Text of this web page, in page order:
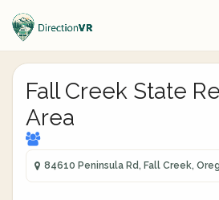
Fall Creek State
Area
84610 Peninsula Rd, Fall Creek,